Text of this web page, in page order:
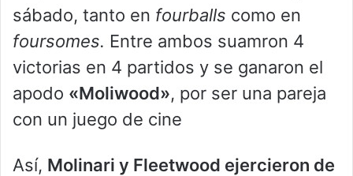
sábado, tanto en fourballs como en
foursomes. Entre ambos suamron 4
victorias en 4 partidos y se ganaron el
apodo «Moliwood», por ser una pareja
con un juego de cine
Así, Molinari y Fleetwood ejercieron de